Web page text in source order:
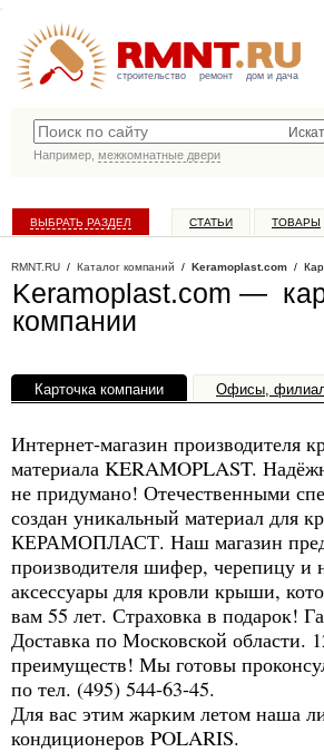
строительство ремонт дом и дача
Например, межкомнатные двери
ВЫБРАТЬ РАЗДЕЛ СТАТЬИ ТОВАРЫ
RMNT.RU / Каталог компаний / Keramoplast.com /
Keramoplast.com —
компании
Карточка компании Офисы,
Интернет-магазин производителя
материала KERAMOPLAST.
не придумано! Отечественными
создан уникальный материал для
КЕРАМОПЛАСТ. Наш магазин
производителя шифер, черепицу и
аксессуары для кровли крыши,
вам 55 лет. Страховка в подарок!
Доставка по Московской области.
преимуществ! Мы готовы
по тел. (495) 544-63-45.
Для вас этим жарким летом наша
кондиционеров POLARIS.